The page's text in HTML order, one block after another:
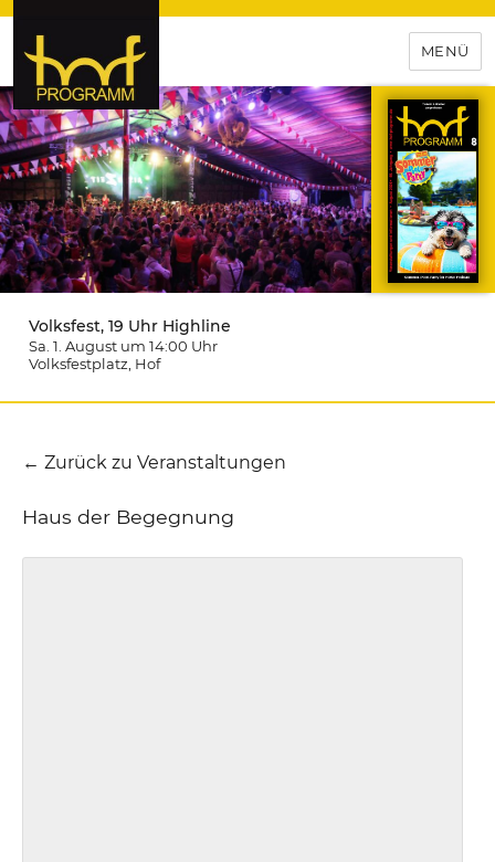
hof-programm – das
Veranstaltungsportal für
Hochfranken
MENÜ
Volksfest, 19 Uhr Highline
Sa. 1. August um 14:00 Uhr
Volksfestplatz , Hof
← Zurück zu Veranstaltungen
Haus der Begegnung